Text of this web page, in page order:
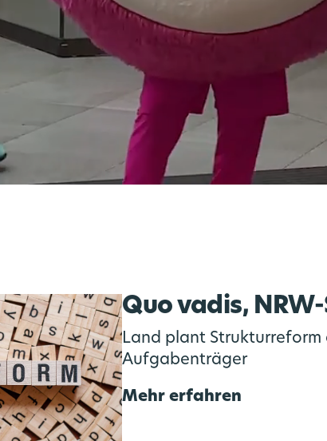
Quo vadis, NRW-
Land plant Strukturreform
Aufgabenträger
Mehr erfahren